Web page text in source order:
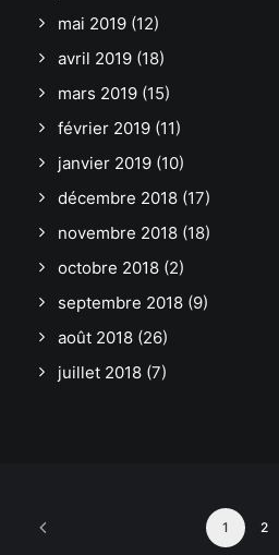
mai 2019 (12)
avril 2019 (18)
mars 2019 (15)
février 2019 (11)
janvier 2019 (10)
décembre 2018 (17)
novembre 2018 (18)
octobre 2018 (2)
septembre 2018 (9)
août 2018 (26)
juillet 2018 (7)
1 2